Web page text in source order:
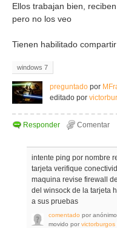
Ellos trabajan bien,
pero no los veo
Tienen habilitado
windows 7
preguntado por
editado por
intente ping por nombre
tarjeta verifique
maquina revise firewall
del winsock de la tarjeta
a sus pruebas
comentado por anónimo
movido por victorburgos